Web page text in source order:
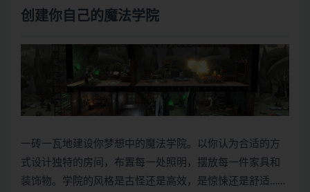
创建你自己的魔法学院
一砖一瓦地建设你梦想中的魔法学院。以你认为合适的方
式设计独特的房间，布置每一处照明，摆放每一件家具和
装饰物。学院的风格是古怪还是高效，是惊悚还是舒适……